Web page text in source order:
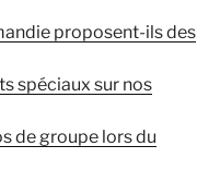
proposent-ils des
spéciaux sur nos
de groupe lors du